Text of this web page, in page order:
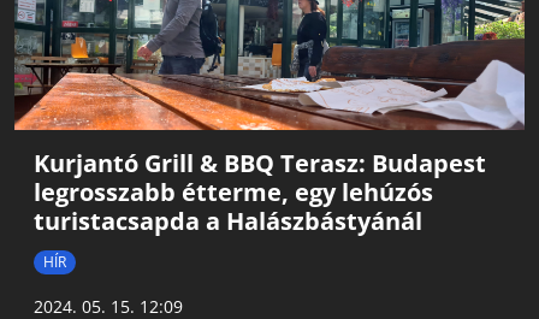
Kurjantó Grill & BBQ Terasz: Budapest
legrosszabb étterme, egy lehúzós
turistacsapda a Halászbástyánál
HÍR
2024. 05. 15. 12:09